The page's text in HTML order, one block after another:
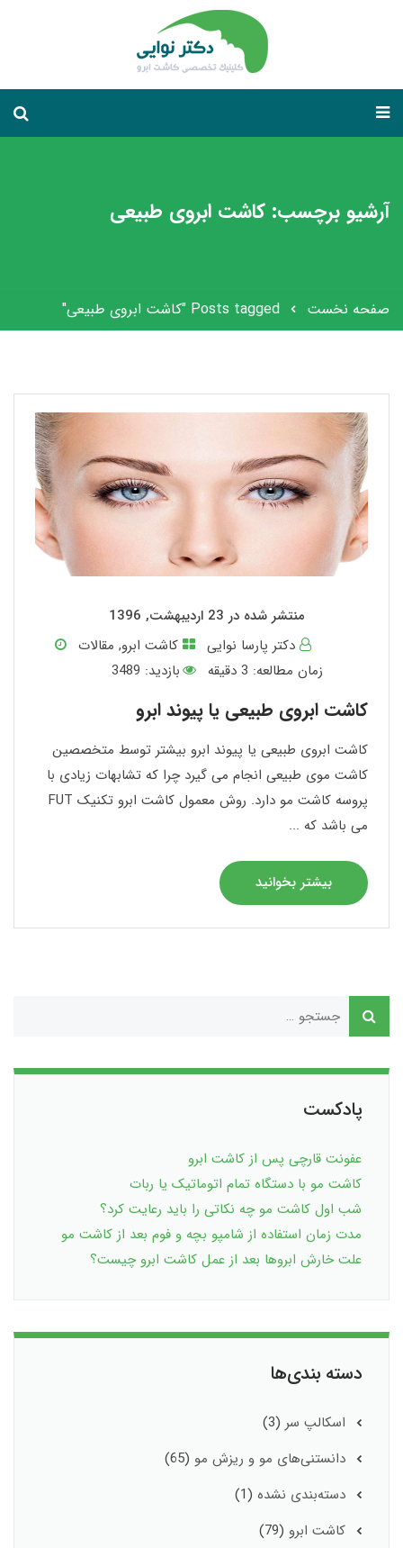
آرشیو برچسب: کاشت ابروی طبیعی
صفحه نخست Posts tagged "کاشت ابروی طبیعی"
منتشر شده در 23 اردیبهشت, 1396
دکتر پارسا نوایی
کاشت ابرو, مقالات
زمان مطالعه: 3 دقیقه بازدید: 3489
کاشت ابروی طبیعی یا پیوند ابرو
کاشت ابروی طبیعی یا پیوند ابرو بیشتر توسط متخصصین
کاشت موی طبیعی انجام می گیرد چرا که تشابهات زیادی با
پروسه کاشت مو دارد. روش معمول کاشت ابرو تکنیک FUT
می باشد که ...
بیشتر بخوانید
پادکست
عفونت قارچی پس از کاشت ابرو
کاشت مو با دستگاه تمام اتوماتیک یا ربات
شب اول کاشت مو چه نکاتی را باید رعایت کرد؟
مدت زمان استفاده از شامپو بچه و فوم بعد از کاشت مو
علت خارش ابروها بعد از عمل کاشت ابرو چیست؟
دسته بندی‌ها
اسکالپ سر (3)
دانستنی‌های مو و ریزش مو (65)
دسته‌بندی نشده (1)
کاشت ابرو (79)